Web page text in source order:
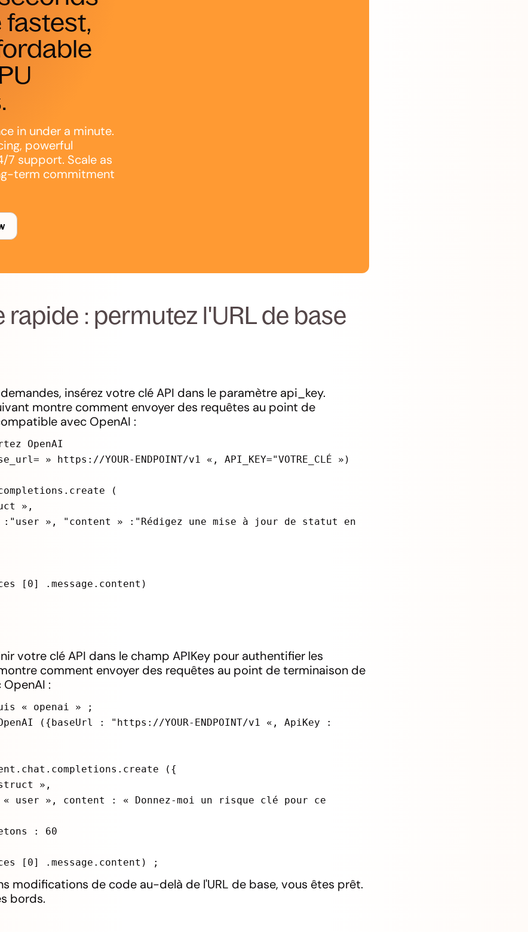
in under a minute.
powerful
7 support. Scale as
term commitment
rapide : permutez l'URL de base
insérez votre clé API dans le paramètre api_key.
montre comment envoyer des requêtes au point de
avec OpenAI :
OpenAI
» https://YOUR-ENDPOINT/v1 «, API_KEY="VOTRE_CLÉ »)
(
»,
:"user », "content » :"Rédigez une mise à jour de statut en
[0] .message.content)
votre clé API dans le champ APIKey pour authentifier les
comment envoyer des requêtes au point de terminaison de
:
« openai » ;
({baseUrl : "https://YOUR-ENDPOINT/v1 «, ApiKey :
({
»,
user », content : « Donnez-moi un risque clé pour ce
: 60
[0] .message.content) ;
modifications de code au-delà de l'URL de base, vous êtes prêt.
bords.